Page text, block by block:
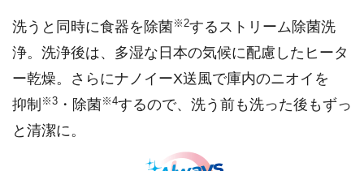
洗うと同時に食器を除菌※2するストリーム除菌洗
浄。洗浄後は、多湿な日本の気候に配慮したヒータ
ー乾燥。さらにナノイーX送風で庫内のニオイを
抑制 ※3 ・除菌※4するので、洗う前も洗った後もずっ
と清潔に。